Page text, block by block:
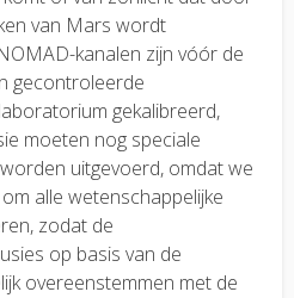
van Mars wordt
kanalen zijn vóór de
gecontroleerde
gekalibreerd,
moeten nog speciale
uitgevoerd, omdat we
alle wetenschappelijke
zodat de
op basis van de
overeenstemmen met de